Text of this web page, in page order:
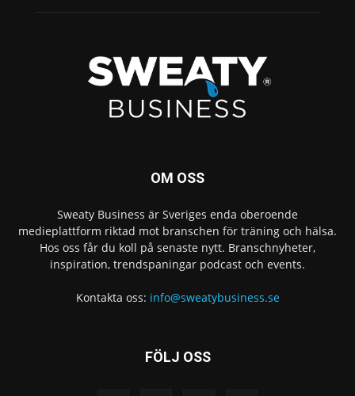
OM OSS
Sweaty Business är Sveriges enda oberoende
medieplattform riktad mot branschen för träning och hälsa.
Hos oss får du koll på senaste nytt. Branschnyheter,
inspiration, trendspaningar podcast och events.
Kontakta oss: info@sweatybusiness.se
FÖLJ OSS